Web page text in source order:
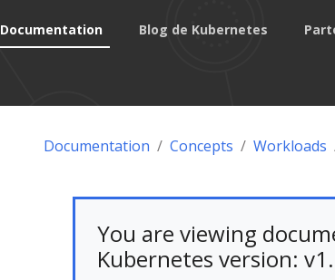
Documentation Blog de Kubernetes
Documentation Concepts Workloads
You are viewing
Kubernetes version: